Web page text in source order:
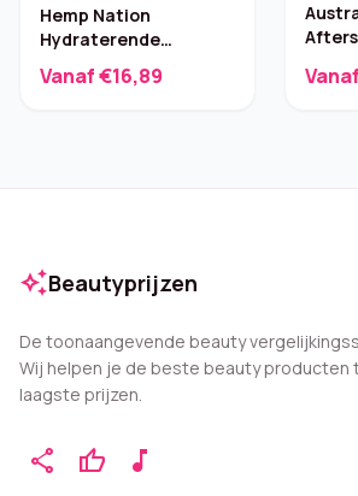
Hemp Nation
Hydraterende
After‑sun Tan
Extender – 535 ml
Vanaf €16,89
auto_awesomeBeautyprijzen
De toonaangevende beauty
Wij helpen je de beste beauty producten
laagste prijzen.
share thumb_up music_note